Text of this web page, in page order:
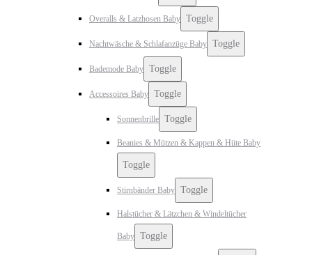
Overalls & Latzhosen Baby Toggle
Nachtwäsche & Schlafanzüge Baby Toggle
Bademode Baby Toggle
Accessoires Baby Toggle
Sonnenbrille Toggle
Beanies & Mützen & Kappen & Hüte Baby
Toggle
Stirnbänder Baby Toggle
Halstücher & Lätzchen & Windeltücher
Baby Toggle